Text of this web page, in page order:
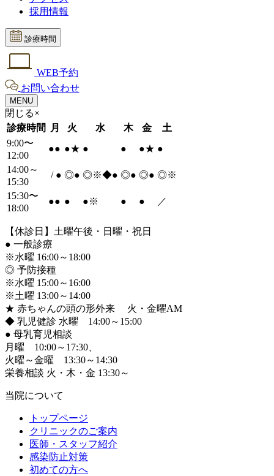
採用情報
診療時間
WEB予約
お問い合わせ
MENU
閉じる×
診療時間
月 火 水 木 金
土
9:00〜
12:00
●● ●★ ● ● ●★ ●
14:00～
15:30
/ ● ◎● ◎※◆● ◎● ◎● ◎※
15:30〜
18:00
●● ● ●※ ● ● ／
【休診日】土曜午後・日曜・祝日
● 一般診療
※水曜 16:00～18:00
◎ 予防接種
※水曜 15:00～16:00
※土曜 13:00～14:00
★ 赤ちゃんの頭の形外来 火・金曜AM
◆ 乳児健診 水曜 14:00～15:00
● 母乳育児相談
月曜 10:00～17:30、
火曜～金曜 13:30～14:30
栄養相談 火・木・金 13:30～
当院について
トップページ
クリニックのご案内
医師・スタッフ紹介
感染防止対策
初めての方へ